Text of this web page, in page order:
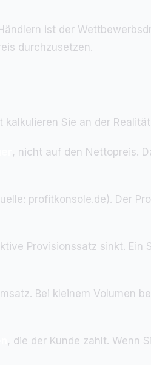
ist der
durchzusetzen.
Sie an der
, nicht auf den Nettopreis.
profitkonsole.de). Der
Provisionssatz sinkt.
Bei kleinem Volumen
, die der Kunde zahlt. Wenn